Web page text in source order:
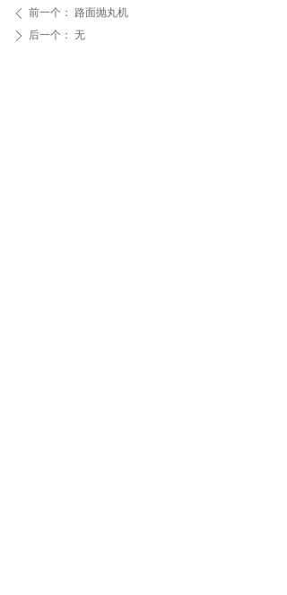
ꄴ 前一个： 路面抛丸机
ꄲ 后一个： 无